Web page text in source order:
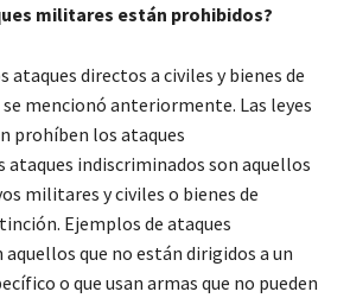
militares están prohibidos?
ataques directos a civiles y bienes de
mencionó anteriormente. Las leyes
prohíben los ataques
ataques indiscriminados son aquellos
militares y civiles o bienes de
Ejemplos de ataques
que no están dirigidos a un
o que usan armas que no pueden